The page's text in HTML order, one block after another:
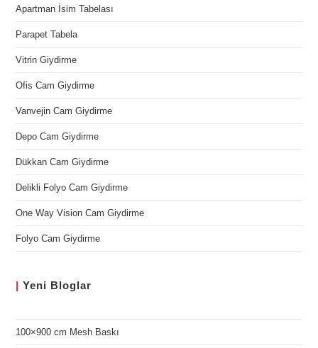
Apartman İsim Tabelası
Parapet Tabela
Vitrin Giydirme
Ofis Cam Giydirme
Vanvejin Cam Giydirme
Depo Cam Giydirme
Dükkan Cam Giydirme
Delikli Folyo Cam Giydirme
One Way Vision Cam Giydirme
Folyo Cam Giydirme
| Yeni Bloglar
100×900 cm Mesh Baskı